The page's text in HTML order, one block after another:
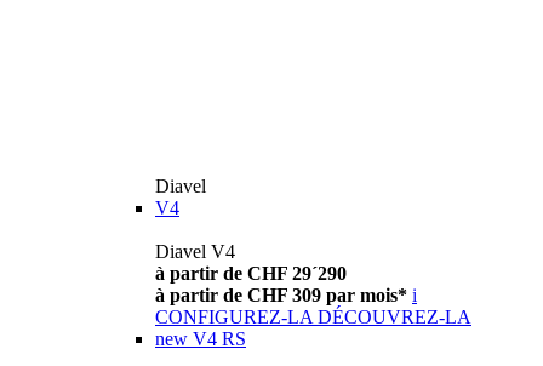
Diavel
V4
Diavel V4
à partir de CHF 29´290
à partir de CHF 309 par mois* i
CONFIGUREZ-LA DÉCOUVREZ-LA
new V4 RS